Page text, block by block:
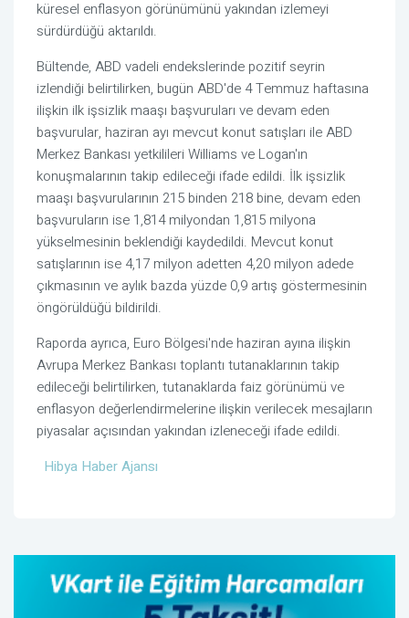
küresel enflasyon görünümünü yakından izlemeyi
sürdürdüğü aktarıldı.
Bültende, ABD vadeli endekslerinde pozitif seyrin
izlendiği belirtilirken, bugün ABD'de 4 Temmuz haftasına
ilişkin ilk işsizlik maaşı başvuruları ve devam eden
başvurular, haziran ayı mevcut konut satışları ile ABD
Merkez Bankası yetkilileri Williams ve Logan'ın
konuşmalarının takip edileceği ifade edildi. İlk işsizlik
maaşı başvurularının 215 binden 218 bine, devam eden
başvuruların ise 1,814 milyondan 1,815 milyona
yükselmesinin beklendiği kaydedildi. Mevcut konut
satışlarının ise 4,17 milyon adetten 4,20 milyon adede
çıkmasının ve aylık bazda yüzde 0,9 artış göstermesinin
öngörüldüğü bildirildi.
Raporda ayrıca, Euro Bölgesi'nde haziran ayına ilişkin
Avrupa Merkez Bankası toplantı tutanaklarının takip
edileceği belirtilirken, tutanaklarda faiz görünümü ve
enflasyon değerlendirmelerine ilişkin verilecek mesajların
piyasalar açısından yakından izleneceği ifade edildi.
Hibya Haber Ajansı